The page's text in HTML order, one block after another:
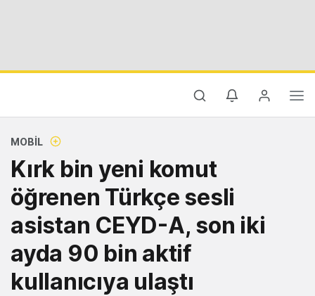
MOBIL
Kırk bin yeni komut
öğrenen Türkçe sesli
asistan CEYD-A, son iki
ayda 90 bin aktif
kullanıcıya ulaştı